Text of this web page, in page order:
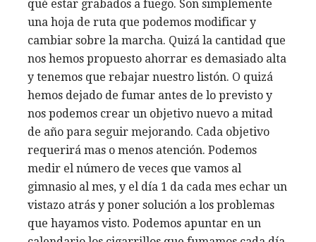
qué estar grabados a fuego. Son simplemente
una hoja de ruta que podemos modificar y
cambiar sobre la marcha. Quizá la cantidad que
nos hemos propuesto ahorrar es demasiado alta
y tenemos que rebajar nuestro listón. O quizá
hemos dejado de fumar antes de lo previsto y
nos podemos crear un objetivo nuevo a mitad
de año para seguir mejorando. Cada objetivo
requerirá mas o menos atención. Podemos
medir el número de veces que vamos al
gimnasio al mes, y el día 1 da cada mes echar un
vistazo atrás y poner solución a los problemas
que hayamos visto. Podemos apuntar en un